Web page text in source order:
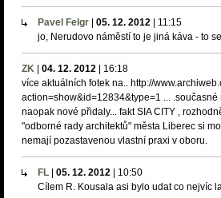
Pavel Felgr 05. 12. 2012 11:15
jo, Nerudovo náměstí to je jiná káva - to
ZK 04. 12. 2012 16:18
více aktuálních fotek na.. http://
action=show&id=12834&type=1 ...
naopak nové přidaly... fakt SIA CITY ,
"odborné rady architektů" města Liberec si
nemají pozastavenou vlastní praxi v oboru.
FL 05. 12. 2012 10:50
Cílem R. Kousala asi bylo udat co nejvíc